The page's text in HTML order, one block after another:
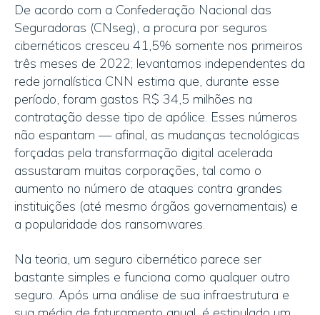
De acordo com a Confederação Nacional das
Seguradoras (CNseg), a procura por seguros
cibernéticos cresceu 41,5% somente nos primeiros
três meses de 2022; levantamos independentes da
rede jornalística CNN estima que, durante esse
período, foram gastos R$ 34,5 milhões na
contratação desse tipo de apólice. Esses números
não espantam — afinal, as mudanças tecnológicas
forçadas pela transformação digital acelerada
assustaram muitas corporações, tal como o
aumento no número de ataques contra grandes
instituições (até mesmo órgãos governamentais) e
a popularidade dos ransomwares.
Na teoria, um seguro cibernético parece ser
bastante simples e funciona como qualquer outro
seguro. Após uma análise de sua infraestrutura e